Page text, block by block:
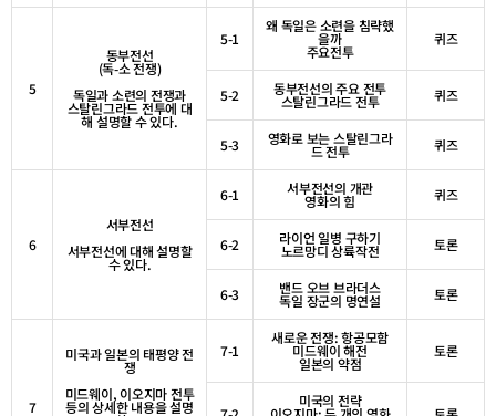
5
동부전선
(독-소 전쟁)
독일과 소련의 전쟁과
스탈린그라드 전투에 대
해 설명할 수 있다.
5-1
왜 독일은 소련을 침략했
을까
주요전투
퀴즈
5-2 동부전선의 주요 전투
스탈린그라드 전투 퀴즈
5-3 영화로 보는 스탈린그라
드 전투 퀴즈
6
서부전선
서부전선에 대해 설명할
수 있다.
6-1 서부전선의 개관
영화의 힘 퀴즈
6-2 라이언 일병 구하기
노르망디 상륙작전 토론
6-3 밴드 오브 브라더스
독일 장군의 명연설 토론
7
미국과 일본의 태평양 전
쟁
미드웨이, 이오지마 전투
등의 상세한 내용을 설명
7-1
새로운 전쟁:항공모함
미드웨이 해전
일본의 약점
토론
미국의 전략